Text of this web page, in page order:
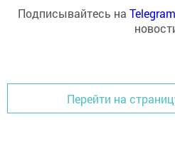
Подписывайтесь на
Перейти на